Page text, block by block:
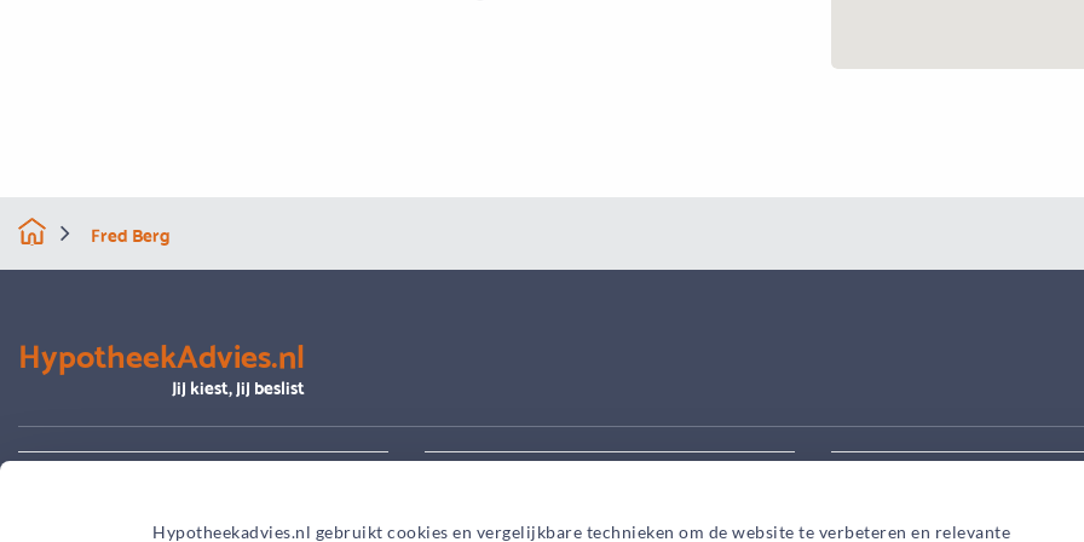
Hypotheekadvies.nl gebruikt cookies en vergelijkbare technieken om de website te verbeteren en relevante
Fred Berg
HypotheekAdvies.nl
Jij kiest, jij beslist